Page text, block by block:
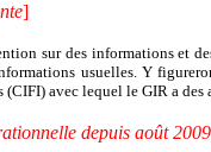
]
sur des informations et
usuelles. Y
avec lequel le GIR a des
depuis août